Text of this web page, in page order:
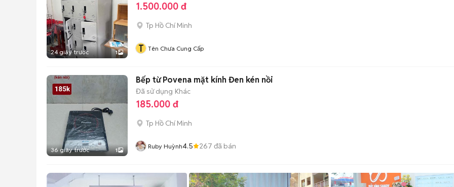
24 giây trước 1
1.500.000 đ
Tp Hồ Chí Minh
T Tên Chưa Cung Cấp
36 giây trước 1
Bếp từ Povena mặt kính Đen kén nồi
Đã sử dụng Khác
185.000 đ
Tp Hồ Chí Minh
Ruby Huỳnh4.5 267 đã bán